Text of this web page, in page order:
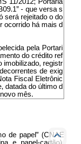
- que versa s
será rejeitado o do
ocorrido há mais d
pela Portari
do crédito ref
imobilizado, registr
de exig
Fiscal Eletrônic
datada do último d
mês.
de papel” (CNAE